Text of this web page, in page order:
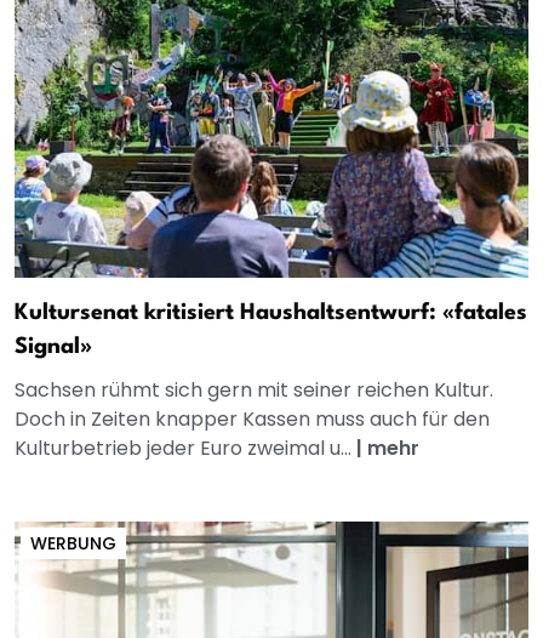
Kultursenat kritisiert Haushaltsentwurf: «fatales
Signal»
Sachsen rühmt sich gern mit seiner reichen Kultur.
Doch in Zeiten knapper Kassen muss auch für den
Kulturbetrieb jeder Euro zweimal u... | mehr
WERBUNG